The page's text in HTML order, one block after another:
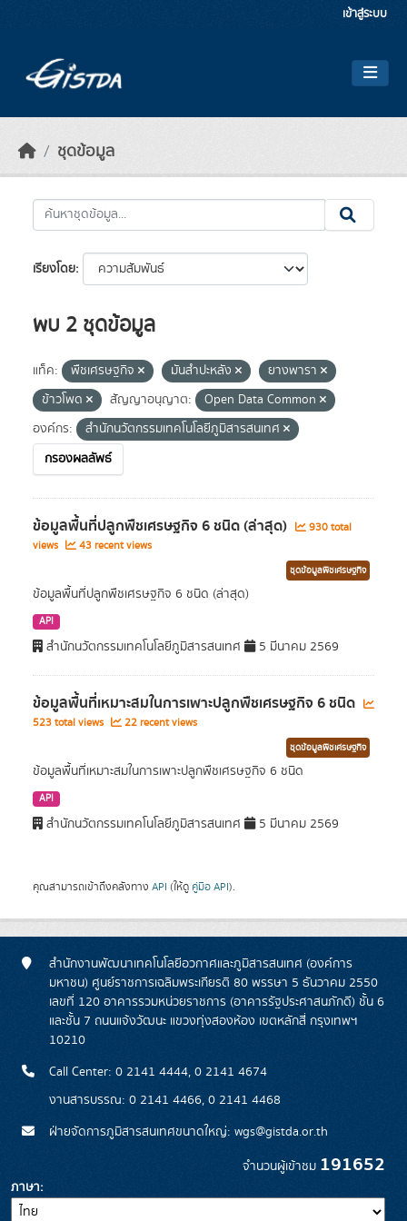
เข้าสู่ระบบ
ชุดข้อมูล
เรียงโดย
พบ 2 ชุดข้อมูล
แท็ค: พืชเศรษฐกิจ มันสำปะหลัง
ยางพารา
ข้าวโพด
สัญญาอนุญาต:
Open Data Common
องค์กร:
สำนักนวัตกรรมเทคโนโลยีภูมิสารสนเทศ
กรองผลลัพธ์
ข้อมูลพื้นที่ปลูกพืชเศรษฐกิจ 6 ชนิด (ล่าสุด)
930 total
views
43 recent views
ชุดข้อมูลพืชเศรษฐกิจ
ข้อมูลพื้นที่ปลูกพืชเศรษฐกิจ 6 ชนิด (ล่าสุด)
API
สำนักนวัตกรรมเทคโนโลยีภูมิสารสนเทศ 5 มีนาคม 2569
ข้อมูลพื้นที่เหมาะสมในการเพาะปลูกพืชเศรษฐกิจ 6 ชนิด
523 total views 22 recent views
ชุดข้อมูลพืชเศรษฐกิจ
ข้อมูลพื้นที่เหมาะสมในการเพาะปลูกพืชเศรษฐกิจ 6 ชนิด
API
สำนักนวัตกรรมเทคโนโลยีภูมิสารสนเทศ 5 มีนาคม 2569
คุณสามารถเข้าถึงคลังทาง API (ให้ดู คู่มือ API).
สำนักงานพัฒนาเทคโนโลยีอวกาศและภูมิสารสนเทศ (องค์การ
มหาชน) ศูนย์ราชการเฉลิมพระเกียรติ 80 พรรษา 5 ธันวาคม 2550
เลขที่ 120 อาคารรวมหน่วยราชการ (อาคารรัฐประศาสนภักดี) ชั้น 6
และชั้น 7 ถนนแจ้งวัฒนะ แขวงทุ่งสองห้อง เขตหลักสี่ กรุงเทพฯ
10210
Call Center: 0 2141 4444, 0 2141 4674
งานสารบรรณ: 0 2141 4466, 0 2141 4468
ฝ่ายจัดการภูมิสารสนเทศขนาดใหญ่: wgs@gistda.or.th
จำนวนผู้เข้าชม 191652
ภาษา